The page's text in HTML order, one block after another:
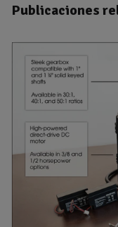
Publicaciones